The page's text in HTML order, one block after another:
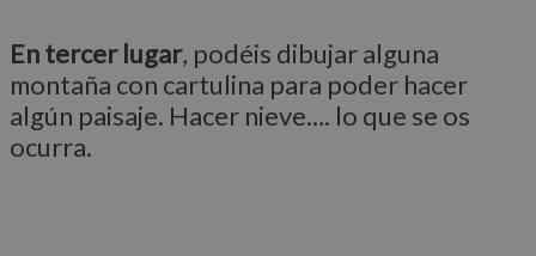
En tercer lugar, podéis dibujar alguna
montaña con cartulina para poder hacer
algún paisaje. Hacer nieve…. lo que se os
ocurra.